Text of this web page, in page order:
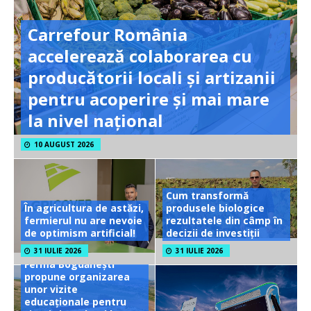
Carrefour România
accelerează colaborarea cu
producătorii locali și artizanii
pentru acoperire și mai mare
la nivel național
10 AUGUST 2026
În agricultura de astăzi,
fermierul nu are nevoie
de optimism artificial!
31 IULIE 2026
Cum transformă
produsele biologice
rezultatele din câmp în
decizii de investiții
31 IULIE 2026
Ferma Bogdănești
propune organizarea
unor vizite
educaționale pentru